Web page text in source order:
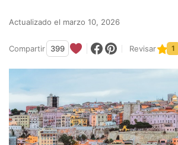
Actualizado el marzo 10, 2026
Compartir 399 Revisar 1